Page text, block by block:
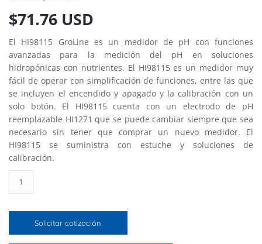
$71.76 USD
El HI98115 GroLine es un medidor de pH con funciones
avanzadas para la medición del pH en soluciones
hidropónicas con nutrientes. El HI98115 es un medidor muy
fácil de operar con simplificación de funciones, entre las que
se incluyen el encendido y apagado y la calibración con un
solo botón. El HI98115 cuenta con un electrodo de pH
reemplazable HI1271 que se puede cambiar siempre que sea
necesario sin tener que comprar un nuevo medidor. El
HI98115 se suministra con estuche y soluciones de
calibración.
portátil
pH
GroLineSolicitar cotización